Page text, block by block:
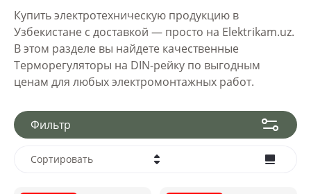
Купить электротехническую продукцию в
Узбекистане с доставкой — просто на Elektrikam.uz.
В этом разделе вы найдете качественные
Терморегуляторы на DIN-рейку по выгодным
ценам для любых электромонтажных работ.
Фильтр
Сортировать